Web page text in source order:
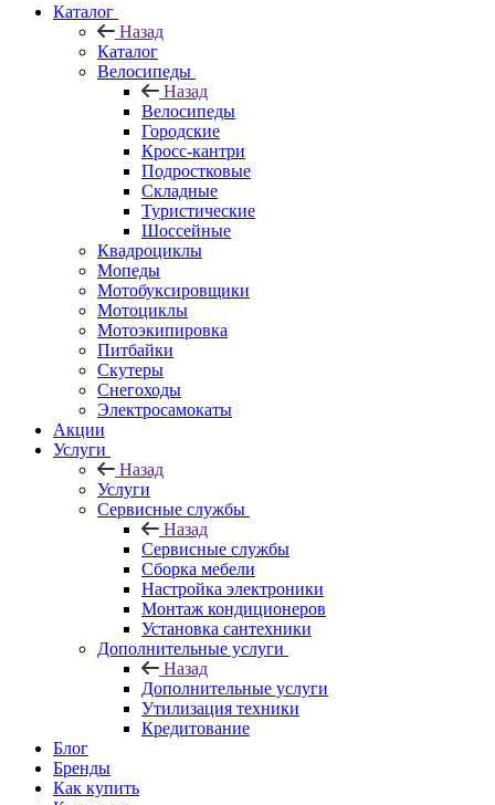
Каталог
Назад
Каталог
Велосипеды
Назад
Велосипеды
Городские
Кросс-кантри
Подростковые
Складные
Туристические
Шоссейные
Квадроциклы
Мопеды
Мотобуксировщики
Мотоциклы
Мотоэкипировка
Питбайки
Скутеры
Снегоходы
Электросамокаты
Акции
Услуги
Назад
Услуги
Сервисные службы
Назад
Сервисные службы
Сборка мебели
Настройка электроники
Монтаж кондиционеров
Установка сантехники
Дополнительные услуги
Назад
Дополнительные услуги
Утилизация техники
Кредитование
Блог
Бренды
Как купить